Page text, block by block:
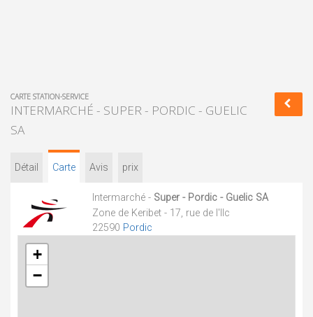
CARTE STATION-SERVICE
INTERMARCHÉ - SUPER - PORDIC - GUELIC
SA
Détail Carte Avis prix
Intermarché - Super - Pordic - Guelic SA
Zone de Keribet - 17, rue de l'Ilc
22590 Pordic
+
−